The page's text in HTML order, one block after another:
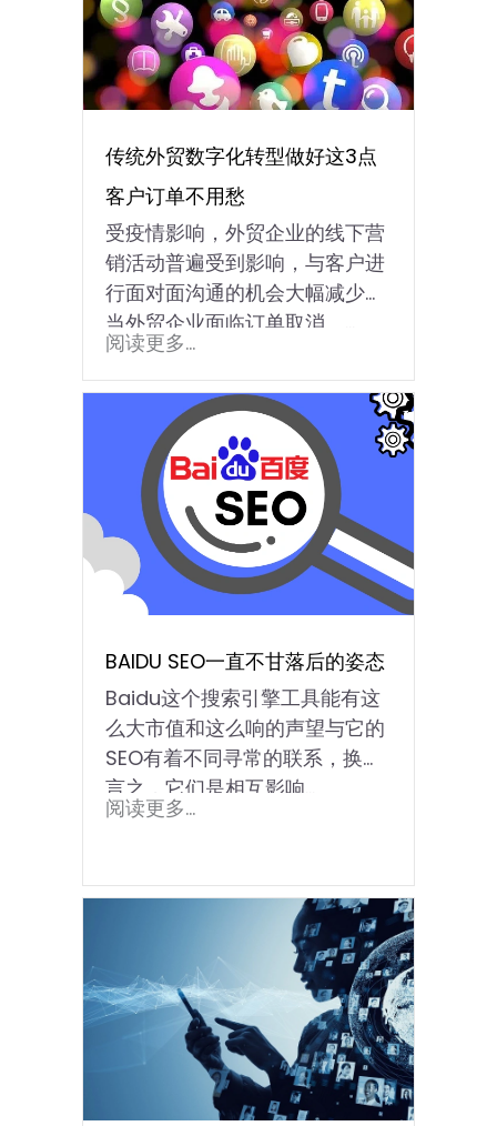
传统外贸数字化转型做好这3点
客户订单不用愁
受疫情影响，外贸企业的线下营
销活动普遍受到影响，与客户进
行面对面沟通的机会大幅减少。
当外贸企业面临订单取消、...
阅读更多...
BAIDU SEO一直不甘落后的姿态
Baidu这个搜索引擎工具能有这
么大市值和这么响的声望与它的
SEO有着不同寻常的联系，换而
言之，它们是相互影响...
阅读更多...